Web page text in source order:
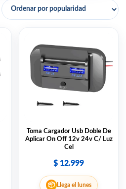
Toma Cargador Usb Doble De
Aplicar On Off 12v 24v C/ Luz
Cel
$ 12.999
📦 Llega el lunes